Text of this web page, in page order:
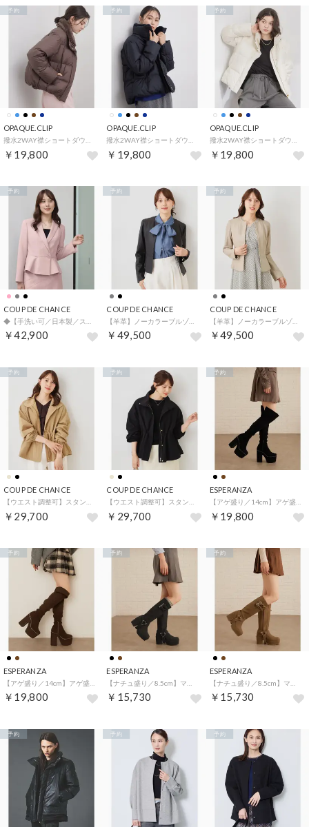
OPAQUE.CLIP
￥19,800
予約
OPAQUE.CLIP
￥19,800
予約
OPAQUE.CLIP
￥19,800
予約
COUP DE CHANCE
￥42,900
予約
COUP DE CHANCE
￥49,500
予約
COUP DE CHANCE
【羊革】ノーカラーブルゾン （グレージュ(050)）
￥49,500
予約
COUP DE CHANCE
￥29,700
予約
COUP DE CHANCE
￥29,700
予約
ESPERANZA
【アゲ盛り／14cm】アゲ盛りマルチWAYニーハイブーツ （ブラック(119)）
￥19,800
予約
ESPERANZA
￥19,800
予約
ESPERANZA
￥15,730
予約
ESPERANZA
￥15,730
予約
予約 予約 予約